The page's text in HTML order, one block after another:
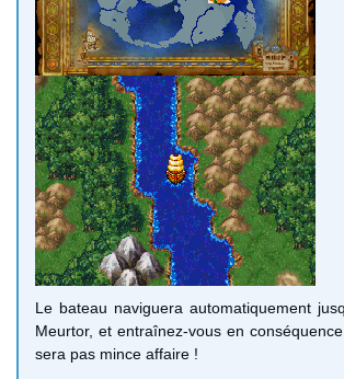
Le bateau naviguera automatiquement
Meurtor, et entraînez-vous en
sera pas mince affaire !